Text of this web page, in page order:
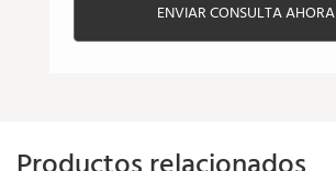
ENVIAR CONSULTA AHORA